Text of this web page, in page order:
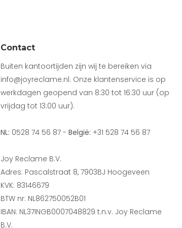
Contact
Buiten kantoortijden zijn wij te bereiken via
info@joyreclame.nl. Onze klantenservice is op
werkdagen geopend van 8:30 tot 16:30 uur (op
vrijdag tot 13:00 uur).
NL: 0528 74 56 87 - België: +31 528 74 56 87
Joy Reclame B.V.
Adres: Pascalstraat 8, 7903BJ Hoogeveen
KVK: 83146679
BTW nr: NL862750052B01
IBAN: NL37INGB0007048829 t.n.v. Joy Reclame
B.V.